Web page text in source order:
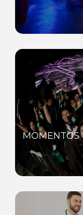
MOMENTOS